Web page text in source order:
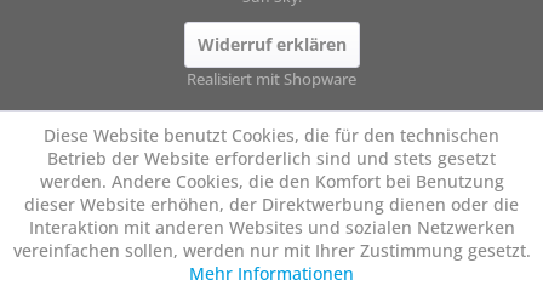
Widerruf erklären
Realisiert mit Shopware
Diese Website benutzt Cookies, die für den technischen
Betrieb der Website erforderlich sind und stets gesetzt
werden. Andere Cookies, die den Komfort bei Benutzung
dieser Website erhöhen, der Direktwerbung dienen oder die
Interaktion mit anderen Websites und sozialen Netzwerken
vereinfachen sollen, werden nur mit Ihrer Zustimmung gesetzt.
Mehr Informationen